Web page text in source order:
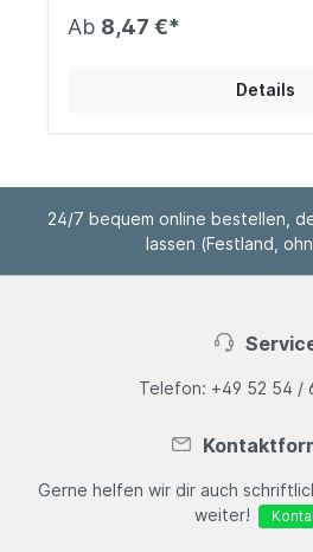
Ab 8,47 €*
Details
24/7 bequem online bestellen,
lassen (Festland,
Telefon: +49 52 54 /
Gerne helfen wir dir auch
weiter!